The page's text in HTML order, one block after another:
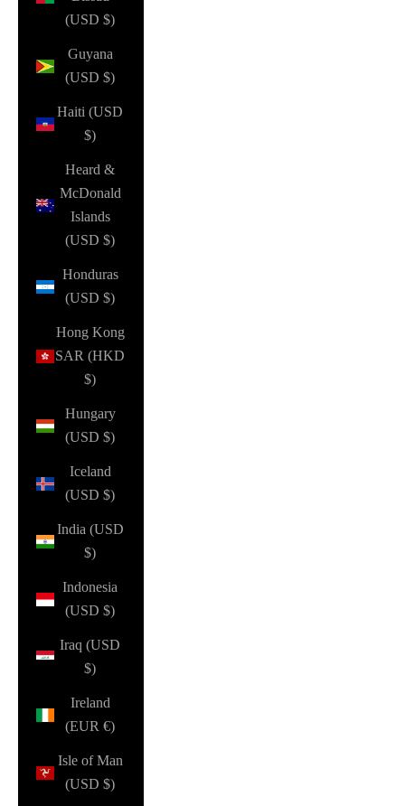
(USD $)
Guyana
(USD $)
Haiti (USD
$)
Heard &
McDonald
Islands
(USD $)
Honduras
(USD $)
Hong Kong
SAR (HKD
$)
Hungary
(USD $)
Iceland
(USD $)
India (USD
$)
Indonesia
(USD $)
Iraq (USD
$)
Ireland
(EUR €)
Isle of Man
(USD $)